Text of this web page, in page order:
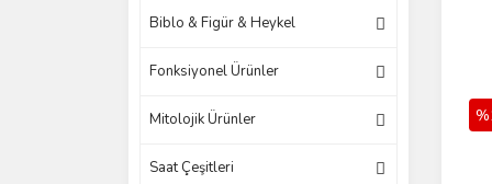
Biblo & Figür & Heykel
Fonksiyonel Ürünler
Mitolojik Ürünler
Saat Çeşitleri